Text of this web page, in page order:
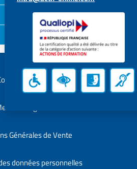
61
nous
légales
Générales de Vente
données personnelles